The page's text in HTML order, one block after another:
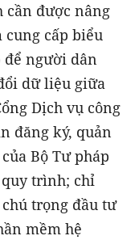
cần được nâng
cung cấp biểu
người dân
dữ liệu giữa
Dịch vụ công
đăng ký, quản
Bộ Tư pháp
quy trình; chỉ
trọng đầu tư
mềm hệ